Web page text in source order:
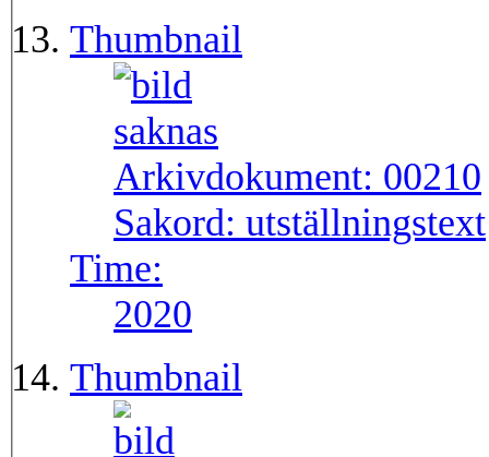
Thumbnail
Arkivdokument: 00210
Sakord: utställningstext
Time:
2020
Thumbnail